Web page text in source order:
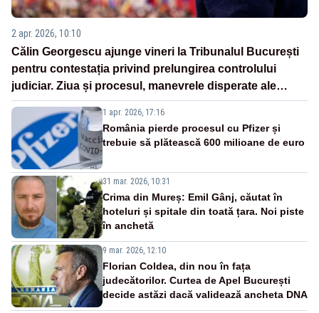
2 apr. 2026, 10:10
Călin Georgescu ajunge vineri la Tribunalul București
pentru contestația privind prelungirea controlului
judiciar. Ziua și procesul, manevrele disperate ale
Sistemului
1 apr. 2026, 17:16
România pierde procesul cu Pfizer și
trebuie să plătească 600 milioane de euro
31 mar. 2026, 10:31
Crima din Mureș: Emil Gânj, căutat în
hoteluri și spitale din toată țara. Noi piste
în anchetă
9 mar. 2026, 12:10
Florian Coldea, din nou în fața
judecătorilor. Curtea de Apel București
decide astăzi dacă validează ancheta DNA